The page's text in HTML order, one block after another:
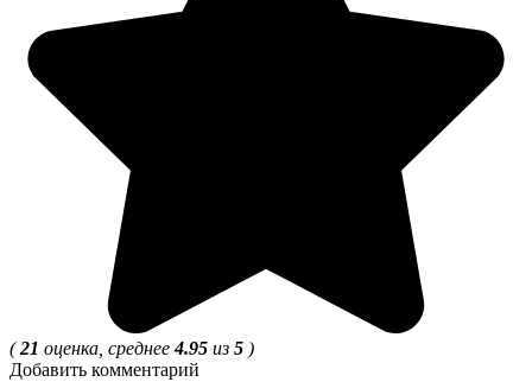
(21 оценка, среднее4.95 из 5 )
Добавить комментарий